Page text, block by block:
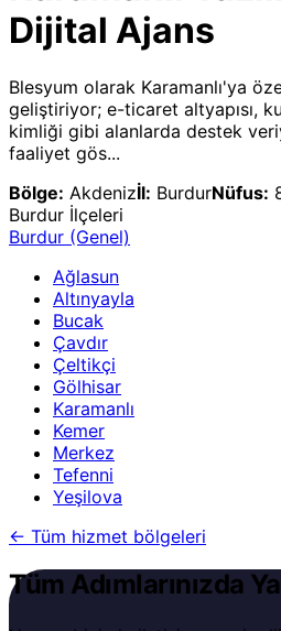
Dijital Ajans
Blesyum olarak Karamanlı'ya
geliştiriyor; e-ticaret altyapısı,
kimliği gibi alanlarda destek
faaliyet gös...
Bölge: Akdenizİl: BurdurNüfus:
Burdur İlçeleri
Burdur (Genel)
Ağlasun
Altınyayla
Bucak
Çavdır
Çeltikçi
Gölhisar
Karamanlı
Kemer
Merkez
Tefenni
Yeşilova
← Tüm hizmet bölgeleri
Tüm Adımlarınızda